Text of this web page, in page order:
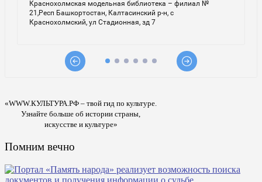
«WWW.КУЛЬТУРА.РФ – твой гид по культуре.
Узнайте больше об истории страны,
искусстве и культуре»
Помним вечно